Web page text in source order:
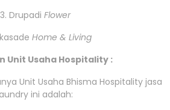
3. Drupadi Flower
Home & Living
Unit Usaha Hospitality :
Unit Usaha Bhisma Hospitality jasa
ini adalah: